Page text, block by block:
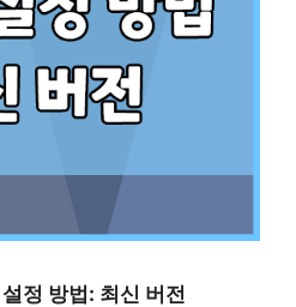
정 방법: 최신 버전